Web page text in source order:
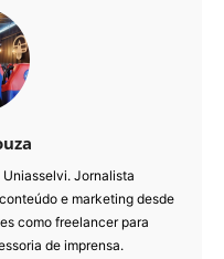
Jornalista
e marketing desde
como freelancer para
de imprensa.